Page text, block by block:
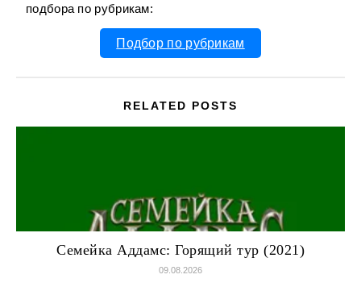
подбора по рубрикам:
Подбор по рубрикам
RELATED POSTS
Семейка Аддамс: Горящий тур (2021)
09.08.2026